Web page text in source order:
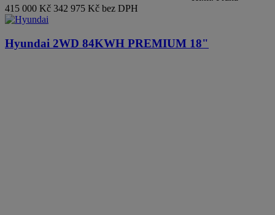
415 000 Kč 342 975 Kč bez DPH
Hyundai 2WD 84KWH PREMIUM 18"